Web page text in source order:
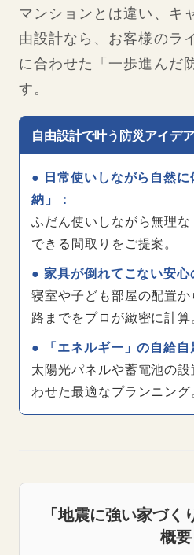
マンションとは違い、キ
由設計なら、お客様のラ
に合わせた「一歩進んだ
す。
自由設計で叶う防災アイデ
● 日常使いしながら自然
納」：
ふだん使いしながら無理
できる間取りをご提案。
● 家具が倒れてこない安心
寝室や子ども部屋の配置
路までをプロが緻密に計算
● 「エネルギー」の自給自
太陽光パネルや蓄電池の
わせた最適なプランニング
「地震に強い家づ
概要